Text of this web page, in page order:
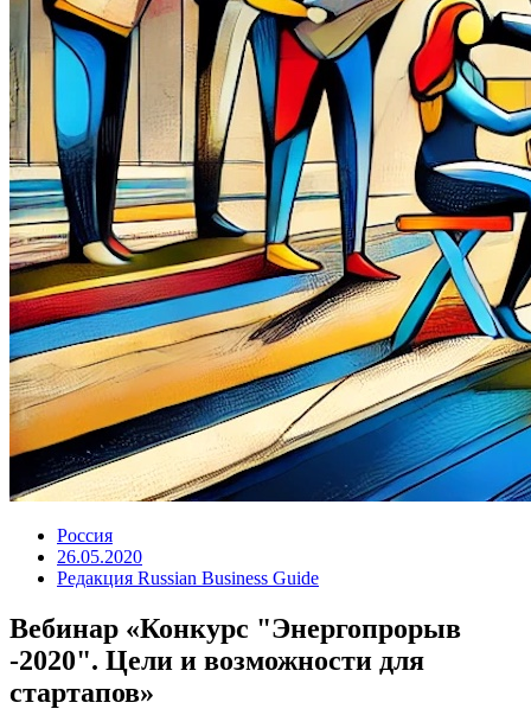
Россия
26.05.2020
Редакция Russian Business Guide
Вебинар «Конкурс "Энергопрорыв
-2020". Цели и возможности для
стартапов»